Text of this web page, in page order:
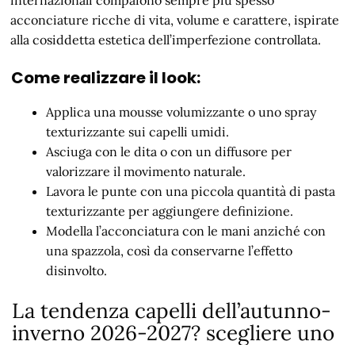
acconciature ricche di vita, volume e carattere, ispirate
alla cosiddetta estetica dell’imperfezione controllata.
Come realizzare il look:
Applica una mousse volumizzante o uno spray
texturizzante sui capelli umidi.
Asciuga con le dita o con un diffusore per
valorizzare il movimento naturale.
Lavora le punte con una piccola quantità di pasta
texturizzante per aggiungere definizione.
Modella l’acconciatura con le mani anziché con
una spazzola, così da conservarne l’effetto
disinvolto.
La tendenza capelli dell’autunno-
inverno 2026-2027? scegliere uno